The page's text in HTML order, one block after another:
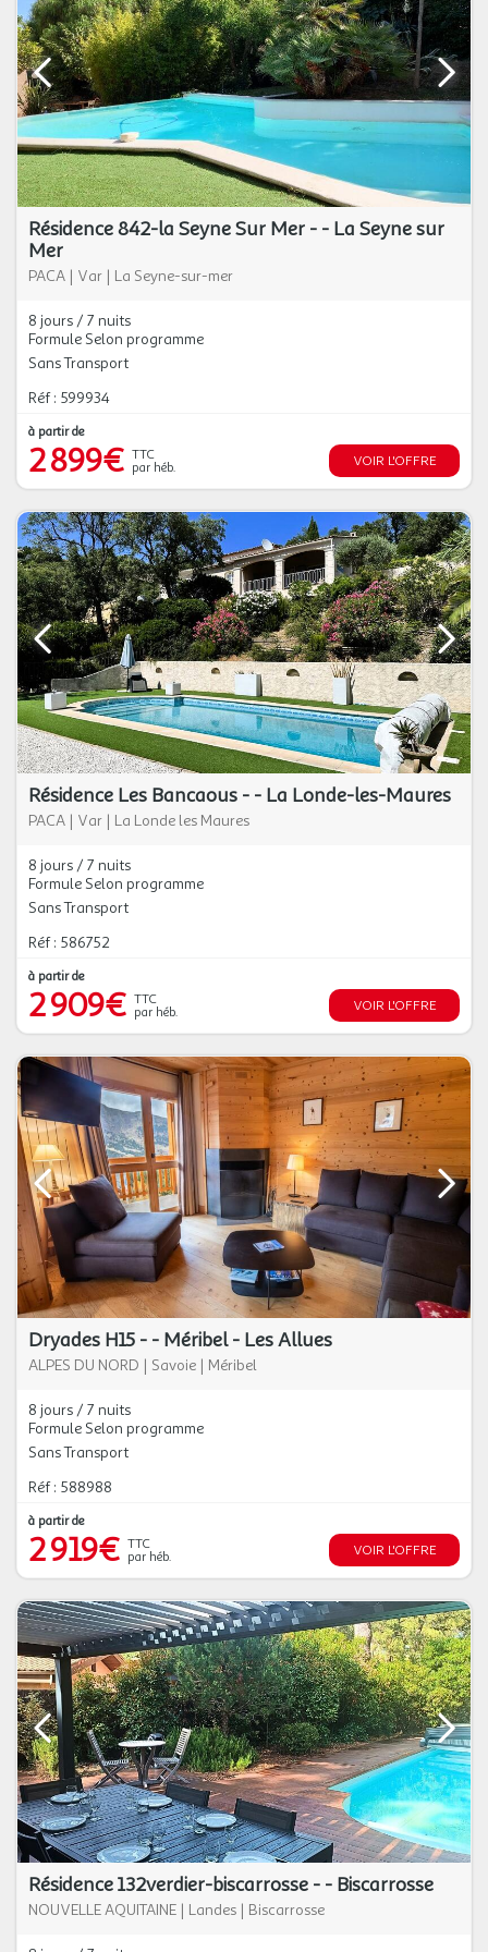
Résidence 842-la Seyne Sur Mer - - La Seyne sur
Mer
PACA | Var | La Seyne-sur-mer
8 jours / 7 nuits
Formule Selon programme
Sans Transport
Réf : 599934
à partir de
2 899€ TTC
par héb.
VOIR L'OFFRE
Résidence Les Bancaous - - La Londe-les-Maures
PACA | Var | La Londe les Maures
8 jours / 7 nuits
Formule Selon programme
Sans Transport
Réf : 586752
à partir de
2 909€ TTC
par héb.
VOIR L'OFFRE
Dryades H15 - - Méribel - Les Allues
ALPES DU NORD | Savoie | Méribel
8 jours / 7 nuits
Formule Selon programme
Sans Transport
Réf : 588988
à partir de
2 919€ TTC
par héb.
VOIR L'OFFRE
Résidence 132verdier-biscarrosse - - Biscarrosse
NOUVELLE AQUITAINE | Landes | Biscarrosse